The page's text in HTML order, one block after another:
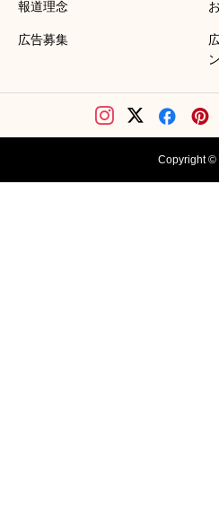
報道理念
広告募集
ン
Copyright ©